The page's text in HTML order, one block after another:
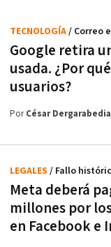
Google retira
usada. ¿Por
usuarios?
TECNOLOGÍA/ Correo
PorCésar
Meta deberá
millones por
en Facebook e
LEGALES / Fallo